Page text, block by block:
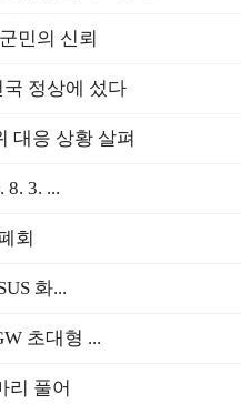
민의 신뢰
정상에 섰다
대응 상황 살펴
3. ...
회
화...
초대형 ...
리 풀어